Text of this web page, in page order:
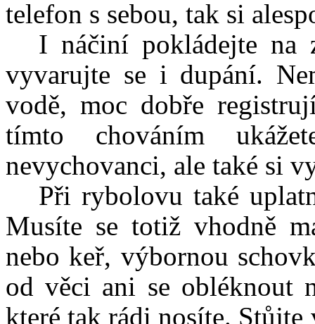
telefon s sebou, tak si
I náčiní pokládejte na
vyvarujte se i dupání.
vodě, moc dobře
tímto chováním
nevychovanci, ale také si
Při rybolovu také
Musíte se totiž vhodně
nebo keř, výbornou
od věci ani se obléknout
které tak rádi nosíte.